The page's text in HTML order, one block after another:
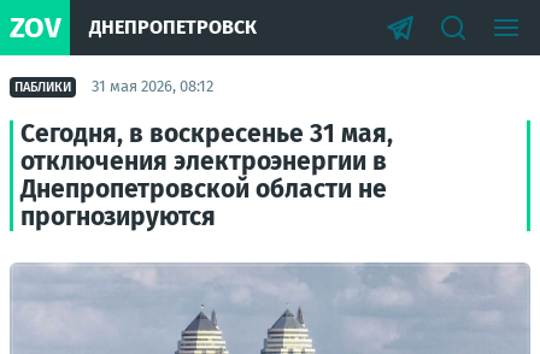
ZOV ДНЕПРОПЕТРОВСК
ПАБЛИКИ 31 мая 2026, 08:12
Сегодня, в воскресенье 31 мая,
отключения электроэнергии в
Днепропетровской области не
прогнозируются